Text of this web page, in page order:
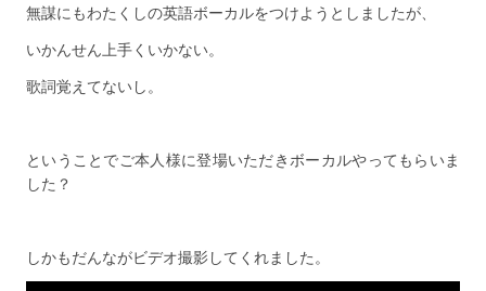
無謀にもわたくしの英語ボーカルをつけようとしましたが、
いかんせん上手くいかない。
歌詞覚えてないし。
ということでご本人様に登場いただきボーカルやってもらいま
した？
しかもだんながビデオ撮影してくれました。